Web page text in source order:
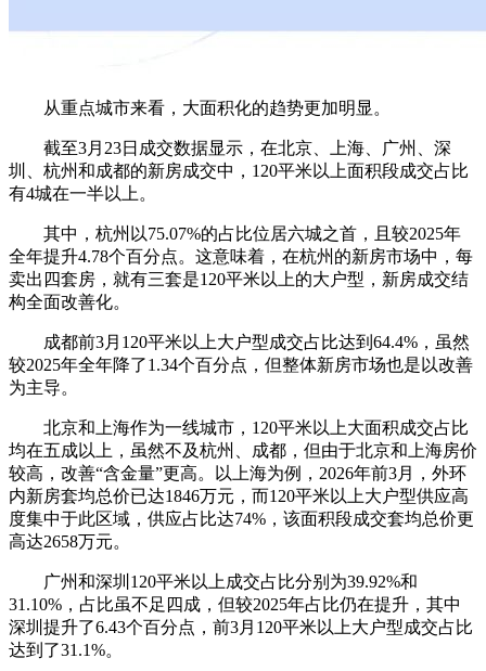
从重点城市来看，大面积化的趋势更加明显。
截至3月23日成交数据显示，在北京、上海、广州、深
圳、杭州和成都的新房成交中，120平米以上面积段成交占比
有4城在一半以上。
其中， 杭州以75.07%的占比位居六城之首 ，且较2025年
全年提升4.78个百分点。这意味着，在杭州的新房市场中，每
卖出四套房，就有三套是120平米以上的大户型， 新房成交结
构全面改善化。
成都前3月120平米以上大户型成交占比达到64.4% ，虽然
较2025年全年降了1.34个百分点，但整体新房市场也是以改善
为主导。
北京和上海作为一线城市，120平米以上大面积成交占比
均在五成以上 ，虽然不及杭州、成都，但由于北京和上海房价
较高，改善“含金量”更高。以上海为例，2026年前3月，外环
内新房套均总价已达1846万元，而120平米以上大户型供应高
度集中于此区域，供应占比达74%，该面积段成交套均总价更
高达2658万元。
广州和深圳 120平米以上成交占比分别为39.92%和
31.10%，占比虽不足四成， 但较2025年占比仍在提升 ，其中
深圳提升了6.43个百分点，前3月120平米以上大户型成交占比
达到了31.1%。